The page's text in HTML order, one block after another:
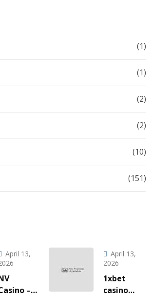
(1)
(1)
(2)
(2)
(10)
(151)
April 13,
–
April 13,
2026
1xbet
casino